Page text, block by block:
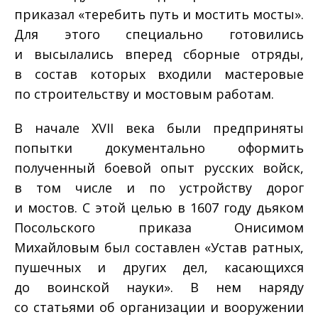
приказал «теребить путь и мостить мосты».
Для этого специально готовились
и высылались вперед сборные отряды,
в состав которых входили мастеровые
по строительству и мостовым работам.
В начале XVII века были предприняты
попытки документально оформить
полученный боевой опыт русских войск,
в том числе и по устройству дорог
и мостов. С этой целью в 1607 году дьяком
Посольского приказа Онисимом
Михайловым был составлен «Устав ратных,
пушечных и других дел, касающихся
до воинской науки». В нем наряду
со статьями об организации и вооружении